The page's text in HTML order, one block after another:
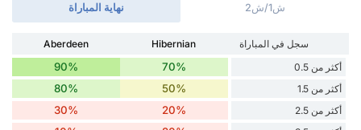
نهاية المباراة ش1/ش2
سجل في المباراة Hibernian
Aberdeen
أكثر من 0.5
70%
90%
أكثر من 1.5 50%
80%
أكثر من 2.5 20%
30%